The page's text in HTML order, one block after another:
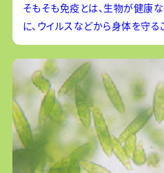
そもそも免疫とは、生物が健康
に、ウイルスなどから身体を守る
て、自分の細胞とそうでない細
ルスに抵抗する力、過剰に抵抗